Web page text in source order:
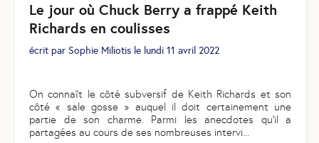
Le jour où Chuck Berry a frappé Keith
Richards en coulisses
écrit par Sophie Miliotis le lundi 11 avril 2022
On connaît le côté subversif de Keith Richards et son
côté « sale gosse » auquel il doit certainement une
partie de son charme. Parmi les anecdotes qu’il a
partagées au cours de ses nombreuses intervi